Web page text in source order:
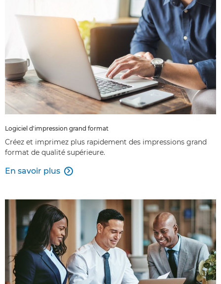
Logiciel d'impression grand format
Créez et imprimez plus rapidement des impressions grand
format de qualité supérieure.
En savoir plus 